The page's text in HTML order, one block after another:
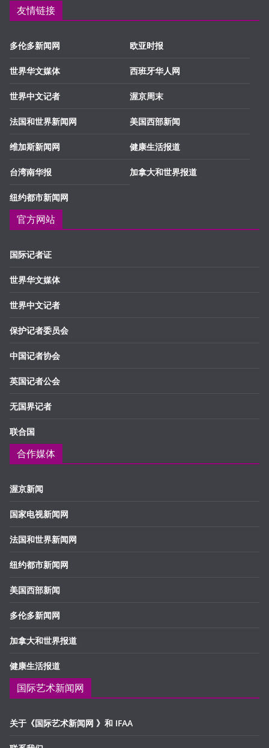
友情链接
多伦多新闻网
世界华文媒体
世界中文记者
法国和世界新闻网
维加斯新闻网
台湾南华报
纽约都市新闻网
欧亚时报
西班牙华人网
渥京周末
美国西部新闻
健康生活报道
加拿大和世界报道
官方网站
国际记者证
世界华文媒体
世界中文记者
保护记者委员会
中国记者协会
英国记者公会
无国界记者
联合国
合作媒体
渥京新闻
国家电视新闻网
法国和世界新闻网
纽约都市新闻网
美国西部新闻
多伦多新闻网
加拿大和世界报道
健康生活报道
国际艺术新闻网
关于《国际艺术新闻网 》和 IFAA